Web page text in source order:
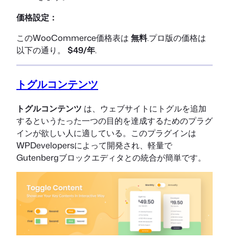
価格設定：
このWooCommerce価格表は 無料.プロ版の価格は
以下の通り。 $49/年.
トグルコンテンツ
トグルコンテンツ は、ウェブサイトにトグルを追加
するというたった一つの目的を達成するためのプラグ
インが欲しい人に適している。このプラグインは
WPDevelopersによって開発され、軽量で
Gutenbergブロックエディタとの統合が簡単です。